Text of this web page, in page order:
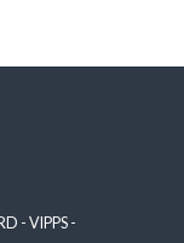
- VIPPS -